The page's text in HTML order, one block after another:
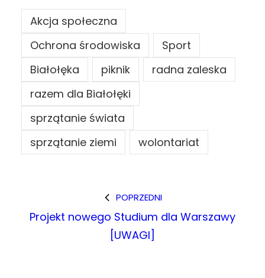
Akcja społeczna
Ochrona środowiska
Sport
Białołęka
piknik
radna zaleska
razem dla Białołęki
sprzątanie świata
sprzątanie ziemi
wolontariat
POPRZEDNI
Projekt nowego Studium dla Warszawy
[UWAGI]